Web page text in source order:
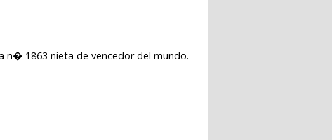
n� 1863 nieta de vencedor del mundo.